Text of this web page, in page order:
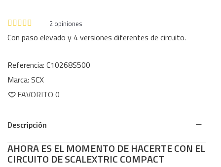
2 opiniones
Con paso elevado y 4 versiones diferentes de circuito.
Referencia: C10268S500
Marca: SCX
FAVORITO 0
Descripción
AHORA ES EL MOMENTO DE HACERTE CON EL
CIRCUITO DE SCALEXTRIC COMPACT